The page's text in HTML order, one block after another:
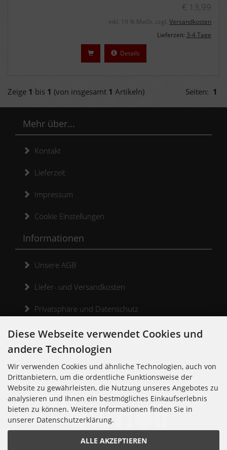
€ 13,99
inkl. 19 % MwSt. zzgl. Versandkosten
Lieferzeit: 3-4 Tage
Details
Zeige 1 bis 1 (von insgesamt 1 Artikeln) Seiten: 1
Mehr über...
Kontakt
Lieferzeit
Impressum
Cookie Einstellungen
Informationen
Unsere AGB
Liefer- und Versandkosten
Privatsphäre und Datenschutz
Widerrufsrecht
Widerrufsformular
Kontakt
Diese Webseite verwendet Cookies und
andere Technologien
Wir verwenden Cookies und ähnliche Technologien, auch von
Drittanbietern, um die ordentliche Funktionsweise der
Website zu gewährleisten, die Nutzung unseres Angebotes zu
analysieren und Ihnen ein bestmögliches Einkaufserlebnis
bieten zu können. Weitere Informationen finden Sie in
unserer Datenschutzerklärung.
ALLE AKZEPTIEREN